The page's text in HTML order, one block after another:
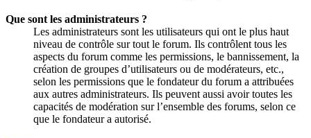
Que sont les administrateurs ?
Les administrateurs sont les utilisateurs qui ont le plus haut
niveau de contrôle sur tout le forum. Ils contrôlent tous les
aspects du forum comme les permissions, le bannissement, la
création de groupes d’utilisateurs ou de modérateurs, etc.,
selon les permissions que le fondateur du forum a attribuées
aux autres administrateurs. Ils peuvent aussi avoir toutes les
capacités de modération sur l’ensemble des forums, selon ce
que le fondateur a autorisé.